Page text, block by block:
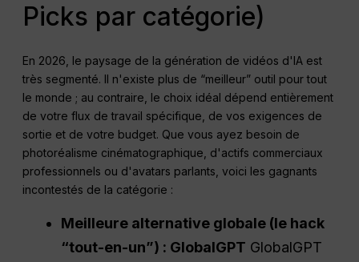
Picks par catégorie)
En 2026, le paysage de la génération de vidéos d'IA est
très segmenté. Il n'existe plus de “meilleur” outil pour tout
le monde ; au contraire, le choix idéal dépend entièrement
de votre flux de travail spécifique, de vos exigences de
sortie et de votre budget. Que vous ayez besoin de
photoréalisme cinématographique, d'actifs commerciaux
professionnels ou d'avatars parlants, voici les gagnants
incontestés de la catégorie :
Meilleure alternative globale (le hack
“tout-en-un”) : GlobalGPT GlobalGPT